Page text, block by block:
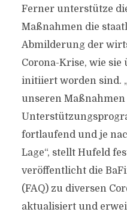
Ferner unterstütze
Maßnahmen die
Abmilderung der
Corona-Krise, wie sie
initiiert worden sind.
unseren
fortlaufend und je
Lage“, stellt Hufeld
veröffentlicht die
(FAQ) zu diversen
aktualisiert und